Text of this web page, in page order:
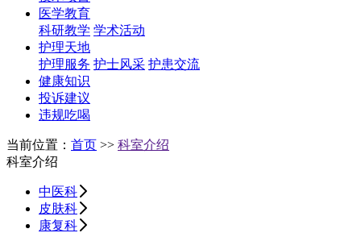
医学教育
科研教学 学术活动
护理天地
护理服务 护士风采 护患交流
健康知识
投诉建议
违规吃喝
当前位置： 首页 >> 科室介绍
科室介绍
中医科
皮肤科
康复科